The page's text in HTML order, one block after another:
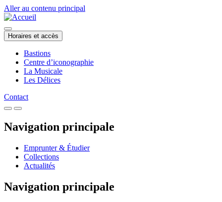
Aller au contenu principal
Horaires et accès
Bastions
Centre d’iconographie
La Musicale
Les Délices
Contact
Navigation principale
Emprunter & Étudier
Collections
Actualités
Navigation principale